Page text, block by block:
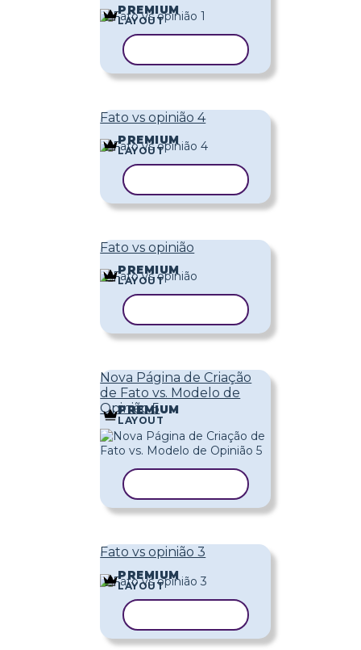
PREMIUM
LAYOUT
Fato vs opinião 4
PREMIUM
LAYOUT
Fato vs opinião
PREMIUM
LAYOUT
Nova Página de Criação
de Fato vs. Modelo de
Opinião 5
PREMIUM
LAYOUT
Fato vs opinião 3
PREMIUM
LAYOUT